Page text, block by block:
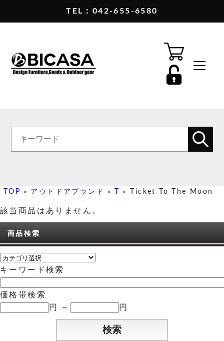
TEL：042-655-6580
TOP > アウトドアブランド > > Ticket To The Moon
該当商品はありません。
商品検索
キーワード検索
価格帯検索
円 ～
円